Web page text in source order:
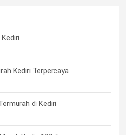
Kediri Terpercaya
di Kediri